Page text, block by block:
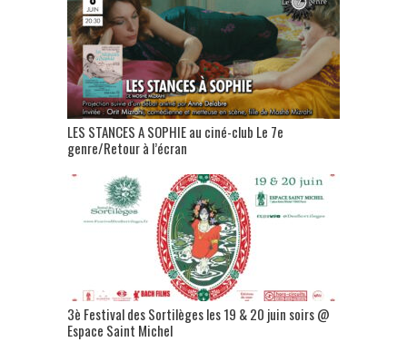
LES STANCES A SOPHIE au ciné-club Le 7e
genre/Retour à l’écran
3è Festival des Sortilèges les 19 & 20 juin soirs @
Espace Saint Michel